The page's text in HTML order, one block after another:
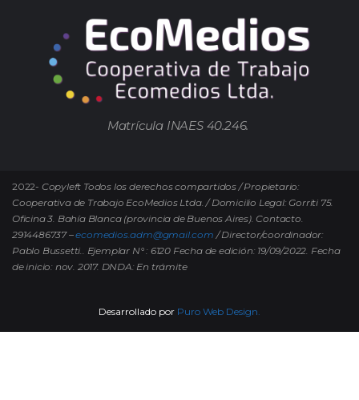
Matrícula INAES 40.246.
2022- Copyleft Todos los derechos compartidos / Propietario:
Cooperativa de Trabajo EcoMedios Ltda. / Domicilio Legal: Gorriti 75.
Oficina 3. Bahía Blanca (provincia de Buenos Aires). Contacto.
2914486737 –ecomedios.adm@gmail.com / Director/coordinador:
Pablo Bussetti.. Ejemplar N° : 6120 Fecha de edición: 19/09/2022. Fecha
de inicio: nov. 2017. DNDA: En trámite
Desarrollado por Puro Web Design.